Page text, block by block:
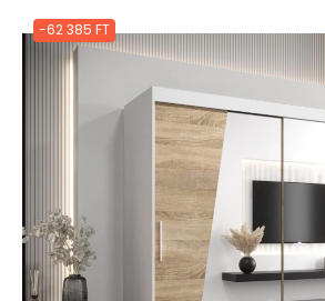
-62 385 FT